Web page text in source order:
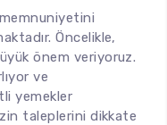
Öncelikle,
önem veriyoruz.
ve
yemekler
taleplerini dikkate